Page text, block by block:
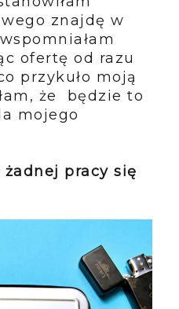
znajdę w
ofertę od razu
przykuło moją
że będzie to
mojego
pracy się